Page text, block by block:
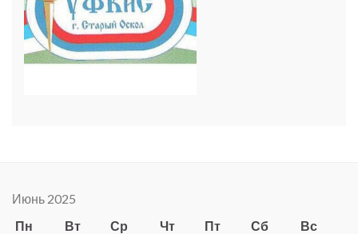
Июнь 2025
Пн
Вт Ср Чт Пт Сб Вс